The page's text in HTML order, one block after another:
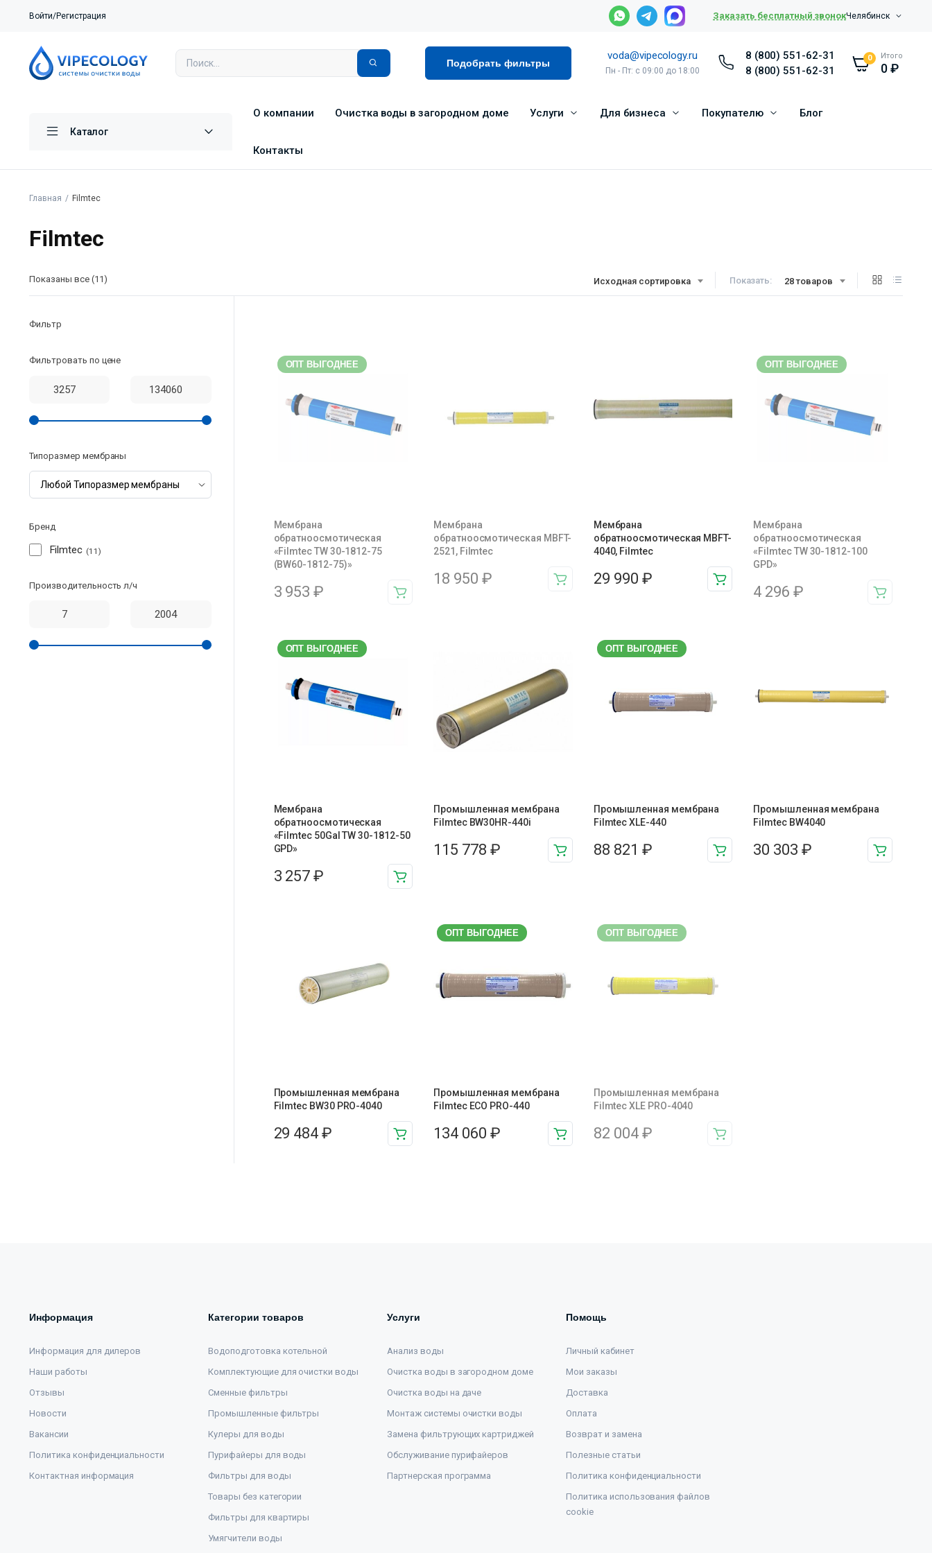
Войти/Регистрация Заказать бесплатный звонокЧелябинск
Подобрать фильтры
voda@vipecology.ru
Пн - Пт: с 09:00 до 18:00
8 (800) 551-62-31
8 (800) 551-62-31
0 Итого
0₽
Каталог
О компании Очистка воды в загородном доме Услуги Для бизнеса Покупателю Блог
Контакты
Главная Filmtec
Filmtec
Исходная сортировка Показать: 28 товаров
Показаны все (11)
ОПТ ВЫГОДНЕЕ
Мембрана
обратноосмотическая
«Filmtec TW 30-1812-75
(BW60-1812-75)»
3 953₽
Мембрана
обратноосмотическая MBFT-
2521, Filmtec
18 950 ₽
Мембрана
обратноосмотическая MBFT-
4040, Filmtec
29 990 ₽
ОПТ ВЫГОДНЕЕ
Мембрана
обратноосмотическая
«Filmtec TW 30-1812-100
GPD»
4 296₽
ОПТ ВЫГОДНЕЕ
Мембрана
обратноосмотическая
«Filmtec 50Gal TW 30-1812-50
GPD»
3 257₽
Промышленная мембрана
Filmtec BW30HR-440i
115 778 ₽
ОПТ ВЫГОДНЕЕ
Промышленная мембрана
Filmtec XLE-440
88 821 ₽
Промышленная мембрана
Filmtec BW4040
30 303₽
Промышленная мембрана
Filmtec BW30 PRO-4040
29 484₽
ОПТ ВЫГОДНЕЕ
Промышленная мембрана
Filmtec ECO PRO-440
134 060 ₽
ОПТ ВЫГОДНЕЕ
Промышленная мембрана
Filmtec XLE PRO-4040
82 004 ₽
Фильтр
Фильтровать по цене
Типоразмер мембраны
Бренд
Filmtec 11
Производительность л/ч
Информация
Информация для дилеров
Наши работы
Отзывы
Новости
Вакансии
Политика конфиденциальности
Контактная информация
Категории товаров
Водоподготовка котельной
Комплектующие для очистки воды
Сменные фильтры
Промышленные фильтры
Кулеры для воды
Пурифайеры для воды
Фильтры для воды
Товары без категории
Фильтры для квартиры
Умягчители воды
Услуги
Анализ воды
Очистка воды в загородном доме
Очистка воды на даче
Монтаж системы очистки воды
Замена фильтрующих картриджей
Обслуживание пурифайеров
Партнерская программа
Помощь
Личный кабинет
Мои заказы
Доставка
Оплата
Возврат и замена
Полезные статьи
Политика конфиденциальности
Политика использования файлов
cookie